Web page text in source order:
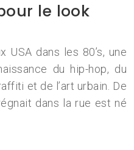
le look
USA dans les 80’s, une
du hip-hop, du
et de l’art urbain. De
dans la rue est né